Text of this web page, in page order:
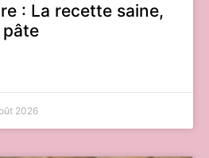
: La recette saine,
2026